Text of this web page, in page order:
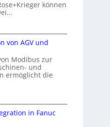
können
von AGV und
Modibus zur
und
ermöglicht die
in Fanuc